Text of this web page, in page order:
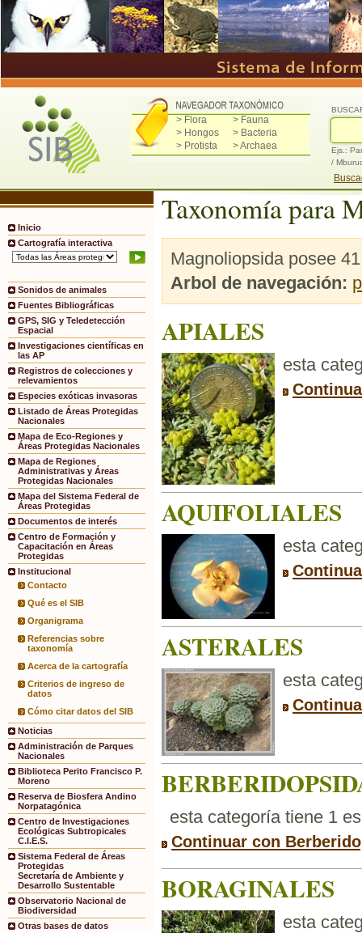
> Flora
> Fauna
> Hongos
> Bacteria
> Protista
> Archaea
Ejs.:
/
Inicio
Cartografía interactiva
Sonidos de animales
Fuentes Bibliográficas
GPS, SIG y Teledetección
Espacial
Investigaciones científicas en
las AP
Registros de colecciones y
relevamientos
Especies exóticas invasoras
Listado de Áreas Protegidas
Nacionales
Mapa de Eco-Regiones y
Áreas Protegidas Nacionales
Mapa de Regiones
Administrativas y Áreas
Protegidas Nacionales
Mapa del Sistema Federal de
Áreas Protegidas
Documentos de interés
Centro de Formación y
Capacitación en Áreas
Protegidas
Institucional
Contacto
Qué es el SIB
Organigrama
Referencias sobre
taxonomía
Acerca de la cartografía
Criterios de ingreso de
datos
Cómo citar datos del SIB
Noticias
Administración de Parques
Nacionales
Biblioteca Perito Francisco P.
Moreno
Reserva de Biosfera Andino
Norpatagónica
Centro de Investigaciones
Ecológicas Subtropicales
C.I.E.S.
Sistema Federal de Áreas
Protegidas
Secretaría de Ambiente y
Desarrollo Sustentable
Observatorio Nacional de
Biodiversidad
Otras bases de datos
Taxonomía para
Magnoliopsida posee
Arbol de navegación:
APIALES
esta
AQUIFOLIALES
esta
ASTERALES
esta
esta categoría tiene 1
Continuar con
BORAGINALES
esta